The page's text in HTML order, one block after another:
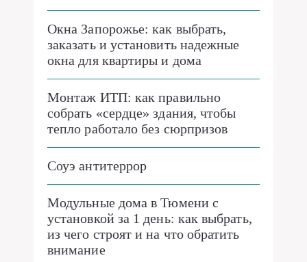
Окна Запорожье: как выбрать,
заказать и установить надежные
окна для квартиры и дома
Монтаж ИТП: как правильно
собрать «сердце» здания, чтобы
тепло работало без сюрпризов
Соуэ антитеррор
Модульные дома в Тюмени с
установкой за 1 день: как выбрать,
из чего строят и на что обратить
внимание